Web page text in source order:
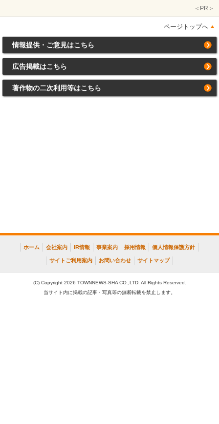
＜PR＞
ページトップへ
情報提供・ご意見はこちら
広告掲載はこちら
著作物の二次利用等はこちら
ホーム 会社案内 IR情報 事業案内 採用情報 個人情報保護方針
サイトご利用案内 お問い合わせ サイトマップ
(C) Copyright 2026 TOWNNEWS-SHA CO.,LTD. All Rights Reserved.
当サイト内に掲載の記事・写真等の無断転載を禁止します。